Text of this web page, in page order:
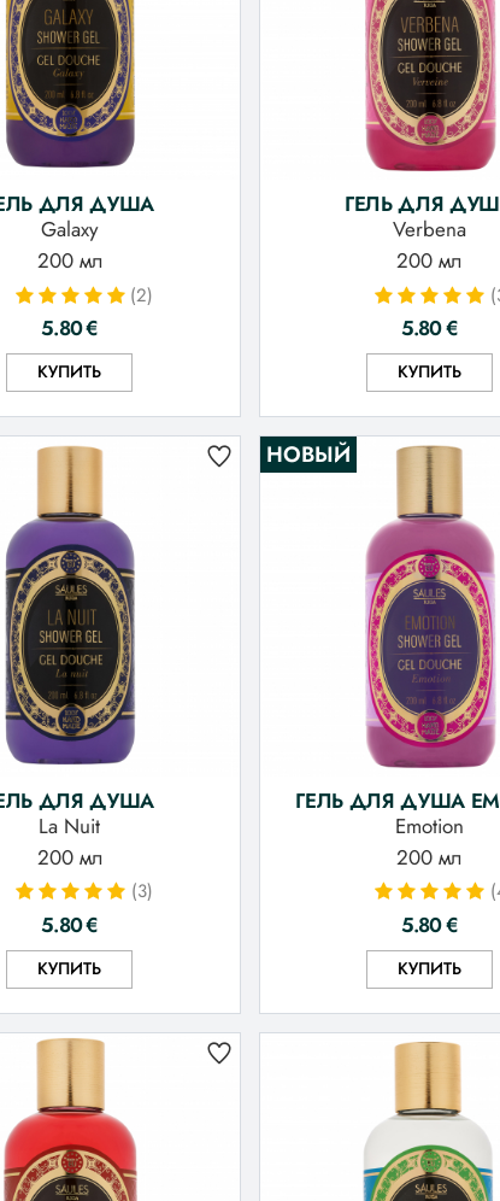
ДЛЯ ДУША
Galaxy
200 мл
(2)
5.80€
КУПИТЬ
ГЕЛЬ ДЛЯ
Verbena
200 мл
5.80€
КУПИТЬ
ДЛЯ ДУША
La Nuit
200 мл
(3)
5.80€
КУПИТЬ
НОВЫЙ
ГЕЛЬ ДЛЯ ДУША
Emotion
200 мл
5.80€
КУПИТЬ